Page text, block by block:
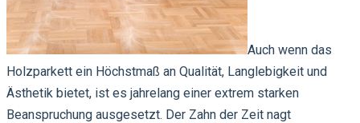
Auch wenn das
Holzparkett ein Höchstmaß an Qualität, Langlebigkeit und
Ästhetik bietet, ist es jahrelang einer extrem starken
Beanspruchung ausgesetzt. Der Zahn der Zeit nagt